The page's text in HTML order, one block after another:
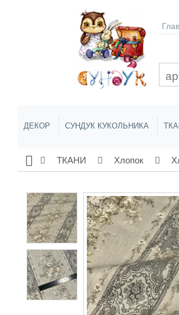
ДЕКОР СУНДУК КУКОЛЬНИКА
ТКАНИ Хлопок